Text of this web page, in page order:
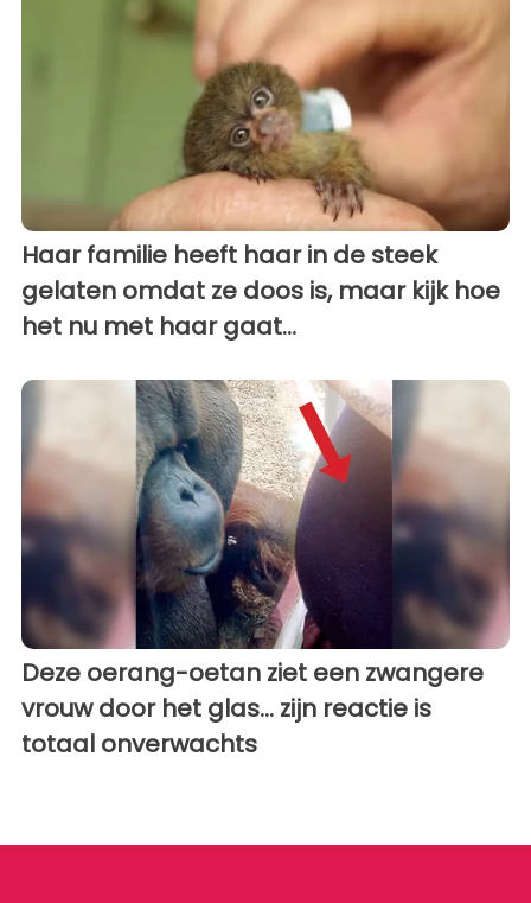
Haar familie heeft haar in de steek
gelaten omdat ze doos is, maar kijk hoe
het nu met haar gaat...
Deze oerang-oetan ziet een zwangere
vrouw door het glas... zijn reactie is
totaal onverwachts